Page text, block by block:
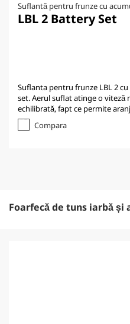
Suflantă pentru frunze cu
LBL 2 Battery Set
Suflanta pentru frunze LBL 2
set. Aerul suflat atinge o viteză
echilibrată, fapt ce permite
Compara
Foarfecă de tuns iarbă